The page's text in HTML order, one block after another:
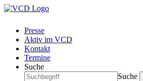
Presse
Aktiv im VCD
Kontakt
Termine
Suche
Suche